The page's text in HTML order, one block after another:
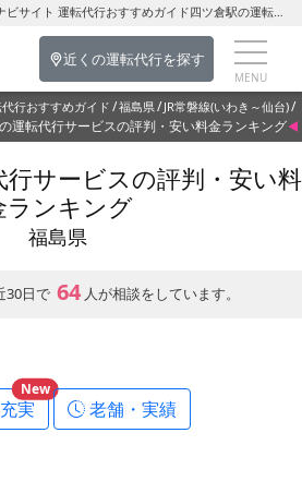
全国の運転代行業者のポータルナビサイト 運転代行おすすめガイド四ツ倉駅の運転代行を探す-福島県の運転代行
近くの運転代行を探す
行おすすめガイド 福島県 JR常磐線(いわき～仙台)
運転代行サービスの評判・安い料金ランキング
行サービスの評判・安い料
ランキング
福島県
30日で 64 人が相談をしています。
実
New
老舗・実績